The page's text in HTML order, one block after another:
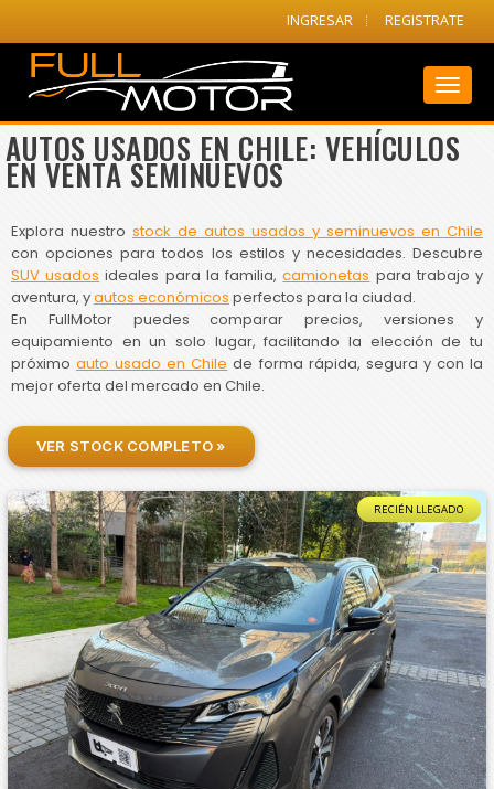
INGRESAR REGISTRATE
AUTOS USADOS EN CHILE: VEHÍCULOS
EN VENTA SEMINUEVOS
Explora nuestro stock de autos usados y seminuevos en Chile
con opciones para todos los estilos y necesidades. Descubre
SUV usados ideales para la familia,camionetas para trabajo y
aventura, yautos económicos perfectos para la ciudad.
En FullMotor puedes comparar precios, versiones y
equipamiento en un solo lugar, facilitando la elección de tu
próximoauto usado en Chile de forma rápida, segura y con la
mejor oferta del mercado en Chile.
VER STOCK COMPLETO »
RECIÉN LLEGADO